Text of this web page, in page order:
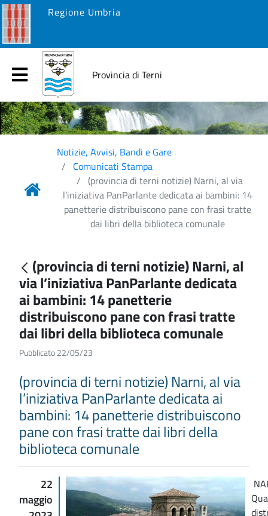
Regione Umbria
Provincia di Terni
Notizie, Avvisi, Bandi e Gare
Comunicati Stampa
(provincia di terni notizie) Narni, al via
l’iniziativa PanParlante dedicata ai bambini: 14
panetterie distribuiscono pane con frasi tratte
dai libri della biblioteca comunale
(provincia di terni notizie) Narni, al
via l’iniziativa PanParlante dedicata
ai bambini: 14 panetterie
distribuiscono pane con frasi tratte
dai libri della biblioteca comunale
Pubblicato 22/05/23
(provincia di terni notizie) Narni, al via
l’iniziativa PanParlante dedicata ai
bambini: 14 panetterie distribuiscono
pane con frasi tratte dai libri della
biblioteca comunale
22
maggio